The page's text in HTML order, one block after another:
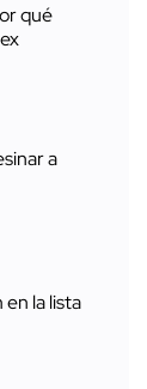
qué
a
la lista